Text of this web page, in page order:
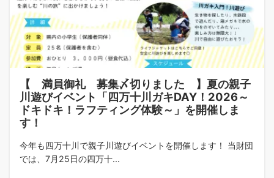
【 満員御礼 募集〆切りました 】夏の親子
川遊びイベント「四万十川ガキDAY！2026～
ドキドキ！ラフティング体験～」を開催しま
す！
今年も四万十川で親子川遊びイベントを開催します！ 当財団
では、7月25日の四万十...